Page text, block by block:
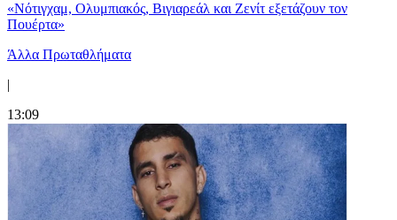
«Νότιγχαμ, Ολυμπιακός, Βιγιαρεάλ και Ζενίτ εξετάζουν τον
Πουέρτα»
Άλλα Πρωταθλήματα
|
13:09